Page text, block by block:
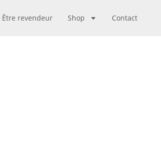
Être revendeur Shop Contact